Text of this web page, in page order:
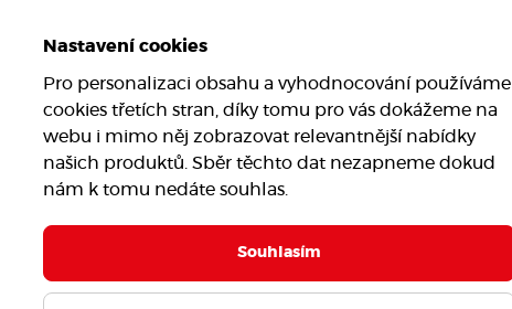
Nastavení cookies
Pro personalizaci obsahu a vyhodnocování používáme
cookies třetích stran, díky tomu pro vás dokážeme na
webu i mimo něj zobrazovat relevantnější nabídky
našich produktů. Sběr těchto dat nezapneme dokud
nám k tomu nedáte souhlas.
Souhlasím